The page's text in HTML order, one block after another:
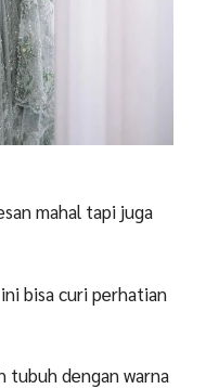
mahal tapi juga
bisa curi perhatian
tubuh dengan warna